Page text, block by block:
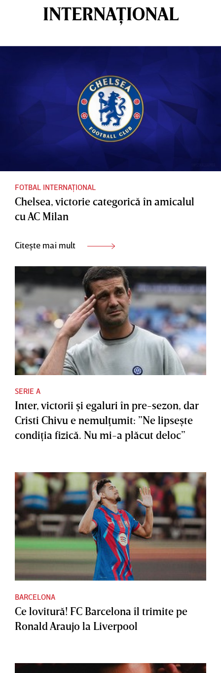
INTERNAȚIONAL
FOTBAL INTERNAȚIONAL
Chelsea, victorie categorică în amicalul
cu AC Milan
Citește mai mult
SERIE A
Inter, victorii şi egaluri în pre-sezon, dar
Cristi Chivu e nemulţumit: ”Ne lipseşte
condiţia fizică. Nu mi-a plăcut deloc”
BARCELONA
Ce lovitură! FC Barcelona îl trimite pe
Ronald Araujo la Liverpool